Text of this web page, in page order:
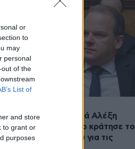
or
to
may
personal
of the
List of
and store
to grant or
purposes
Καραμανλής κατά Αλέξη
«38 ημέρες, τόσο κράτησε το
ενδιαφέρον του για τις